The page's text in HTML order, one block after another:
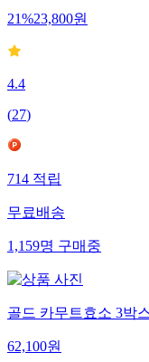
21%23,800원
4.4
(27)
714적립
무료배송
1,159명구매중
골드 카무트효소 3박
62,100원